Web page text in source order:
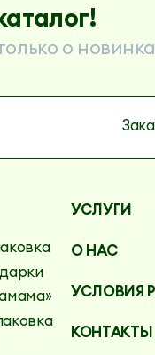
о
УСЛУГИ
О НАС
УСЛОВИЯ
КОНТАКТЫ